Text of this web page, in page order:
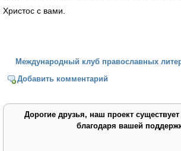
Христос с вами.
Международный клуб православных
Добавить комментарий
Дорогие друзья, наш проект
благодаря вашей